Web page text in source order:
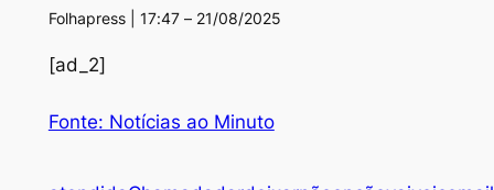
Folhapress | 17:47 – 21/08/2025
[ad_2]
Fonte: Notícias ao Minuto